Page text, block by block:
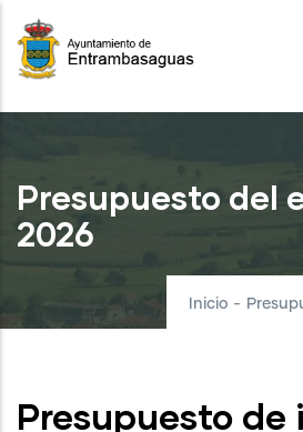
Pasar
contenido
principal
Presupuesto del
2026
Inicio -
Presupuesto de